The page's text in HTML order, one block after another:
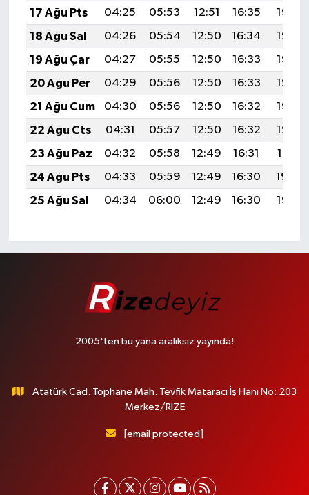
17 Ağu Pts
04:25 05:53 12:51 16:35
19:38
18 Ağu Sal
04:26 05:54 12:50 16:34
19:37
19 Ağu Çar
04:27 05:55 12:50 16:33
19:36
20 Ağu Per
04:29 05:56 12:50 16:33
19:35
21 Ağu Cum
04:30 05:56 12:50 16:32
19:33
22 Ağu Cts
04:31 05:57 12:50 16:32
19:32
23 Ağu Paz
04:32 05:58 12:49 16:31
19:31
24 Ağu Pts
04:33 05:59 12:49 16:30
19:29
25 Ağu Sal
04:34 06:00 12:49 16:30 19:28
2005'ten bu yana aralıksız yayında!
Atatürk Cad. Tophane Mah. Tevfik Mataracı İş Hanı No: 203
Merkez/RİZE
[email protected]